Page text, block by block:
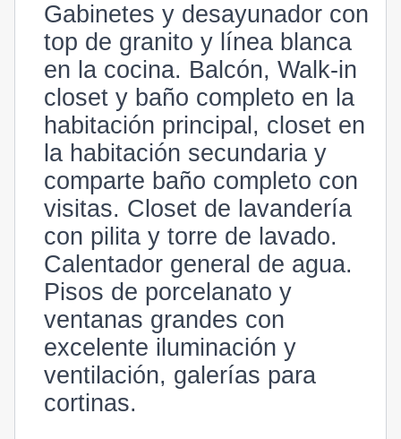
Gabinetes y desayunador con
top de granito y línea blanca
en la cocina. Balcón, Walk-in
closet y baño completo en la
habitación principal, closet en
la habitación secundaria y
comparte baño completo con
visitas. Closet de lavandería
con pilita y torre de lavado.
Calentador general de agua.
Pisos de porcelanato y
ventanas grandes con
excelente iluminación y
ventilación, galerías para
cortinas.